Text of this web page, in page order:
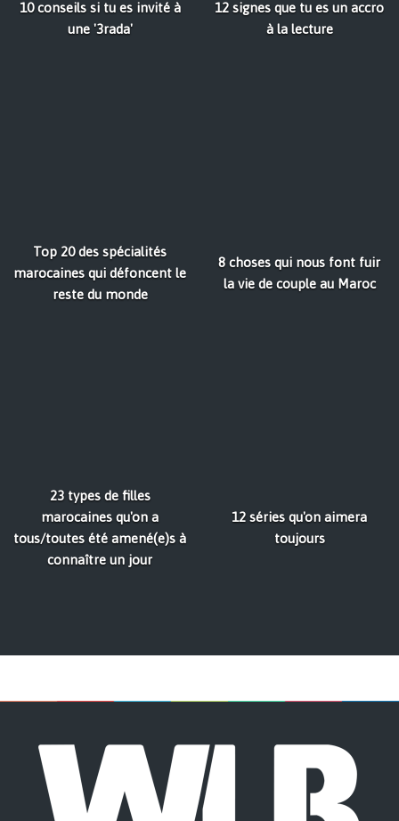
10 conseils si tu es invité à
une '3rada'
12 signes que tu es un accro
à la lecture
Top 20 des spécialités
marocaines qui défoncent le
reste du monde
8 choses qui nous font fuir
la vie de couple au Maroc
23 types de filles
marocaines qu'on a
tous/toutes été amené(e)s à
connaître un jour
12 séries qu'on aimera
toujours